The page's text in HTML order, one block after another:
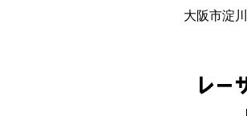
大阪市淀